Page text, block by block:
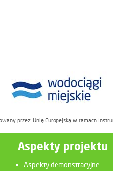
przez: Unię Europejską w ramach
Aspekty projektu
Aspekty demonstracyjne